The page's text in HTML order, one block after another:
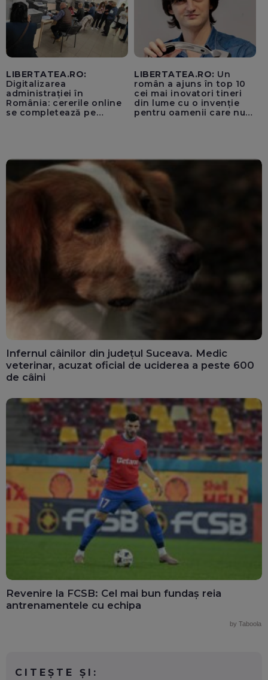
LIBERTATEA.RO:
Digitalizarea
administrației în
România: cererile online
se completează pe
LIBERTATEA.RO: Un
român a ajuns în top 10
cei mai inovatori tineri
din lume cu o invenție
pentru oamenii care nu
Infernul câinilor din județul Suceava. Medic
veterinar, acuzat oficial de uciderea a peste 600
de câini
Revenire la FCSB: Cel mai bun fundaș reia
antrenamentele cu echipa
by Taboola
CITEȘTE ȘI: